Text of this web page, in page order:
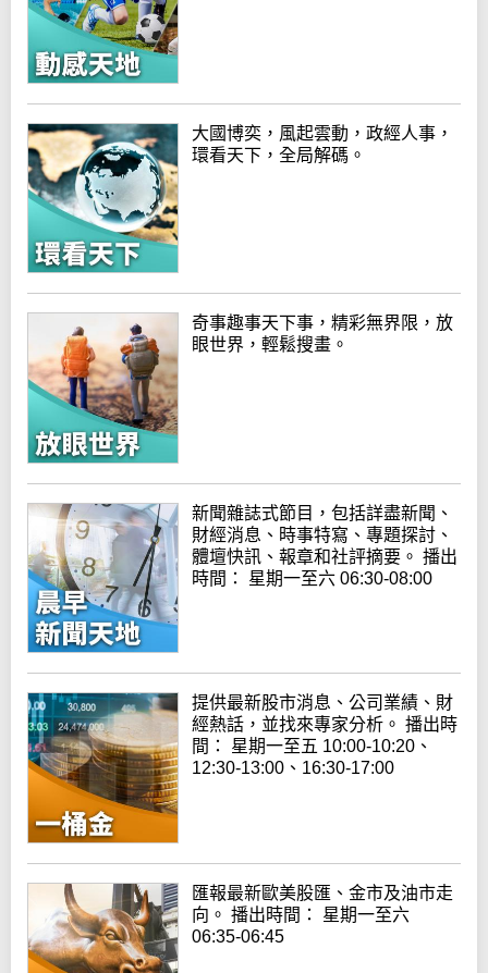
大國博奕，風起雲動，政經人事，
環看天下，全局解碼。
奇事趣事天下事，精彩無界限，放
眼世界，輕鬆搜畫。
新聞雜誌式節目，包括詳盡新聞、
財經消息、時事特寫、專題探討、
體壇快訊、報章和社評摘要。 播出
時間： 星期一至六 06:30-08:00
提供最新股市消息、公司業績、財
經熱話，並找來專家分析。 播出時
間： 星期一至五 10:00-10:20、
12:30-13:00、16:30-17:00
匯報最新歐美股匯、金市及油市走
向。 播出時間： 星期一至六
06:35-06:45